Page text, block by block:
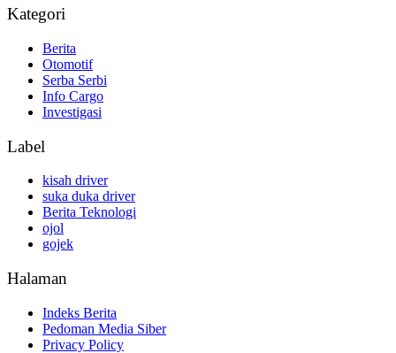
Kategori
Berita
Otomotif
Serba Serbi
Info Cargo
Investigasi
Label
kisah driver
suka duka driver
Berita Teknologi
ojol
gojek
Halaman
Indeks Berita
Pedoman Media Siber
Privacy Policy